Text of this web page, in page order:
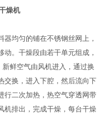
燥机
器均匀的铺在不锈钢丝网上，
。干燥段由若干单元组成，
鲜空气由风机进入，通过换
交换，进入下腔，然后流向下
行二次加热，热空气穿透网带
机排出，完成干燥，每台干燥